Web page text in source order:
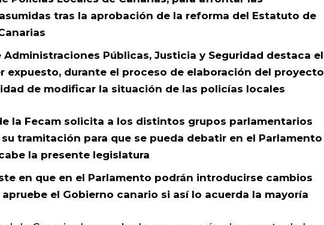
tras la aprobación de la reforma del Estatuto de
Administraciones Públicas, Justicia y Seguridad destaca el
expuesto, durante el proceso de elaboración del proyecto
de modificar la situación de las policías locales
la Fecam solicita a los distintos grupos parlamentarios
tramitación para que se pueda debatir en el Parlamento
la presente legislatura
en que en el Parlamento podrán introducirse cambios
el Gobierno canario si así lo acuerda la mayoría